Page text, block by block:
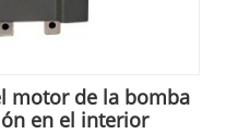
motor de la bomba
en el interior